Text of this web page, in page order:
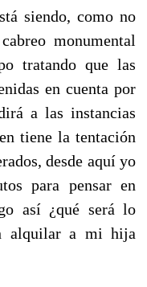
siendo, como no
monumental
tratando que las
en cuenta por
a las instancias
tiene la tentación
desde aquí yo
para pensar en
así ¿qué será lo
alquilar a mi hija